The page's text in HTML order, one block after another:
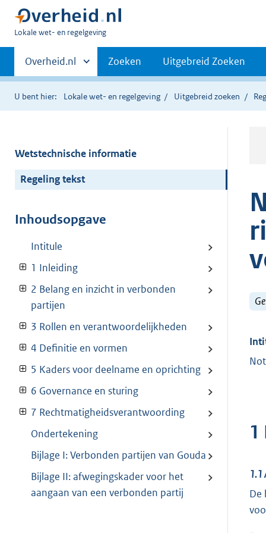
U
hier:
Lokale wet- en regelgeving
Primaire
navigatie
Andere
sites
binnen
Overheid.nl Zoeken Uitgebreid Zoeken
U bent hier: Lokale wet- en regelgeving Uitgebreid zoeken
Wetstechnische informatie
Regeling tekst
Inhoudsopgave
Intitule
1 Inleiding
2 Belang en inzicht in verbonden
partijen
3 Rollen en verantwoordelijkheden
4 Definitie en vormen
5 Kaders voor deelname en oprichting
6 Governance en sturing
7 Rechtmatigheidsverantwoording
Ondertekening
Bijlage I: Verbonden partijen van Gouda
Bijlage II: afwegingskader voor het
aangaan van een verbonden partij
1
1.1
De